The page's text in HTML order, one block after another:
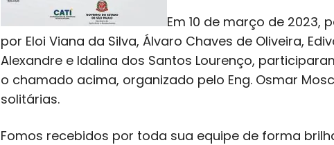
Em 10 de março de 2023,
por Eloi Viana da Silva, Álvaro Chaves de Oliveira,
Alexandre e Idalina dos Santos Lourenço,
o chamado acima, organizado pelo Eng. Osmar
solitárias.
Fomos recebidos por toda sua equipe de forma